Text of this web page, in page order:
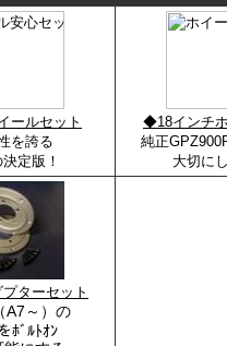
ールセット
を誇る
定版！
◆18インチ
純正
大切に
ターセット
A7～）の
ﾎﾞﾙﾄｵﾝ